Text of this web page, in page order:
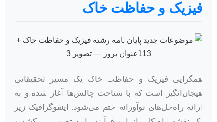
فیزیک و حفاظت خاک
همگرایی فیزیک و حفاظت خاک یک مسیر تحقیقاتی
هیجان‌انگیز است که با شناخت چالش‌ها آغاز شده و به
ارائه راه‌حل‌های نوآورانه ختم می‌شود. اینفوگرافیک زیر